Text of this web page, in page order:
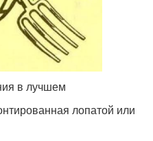
в лучшем
лопатой или